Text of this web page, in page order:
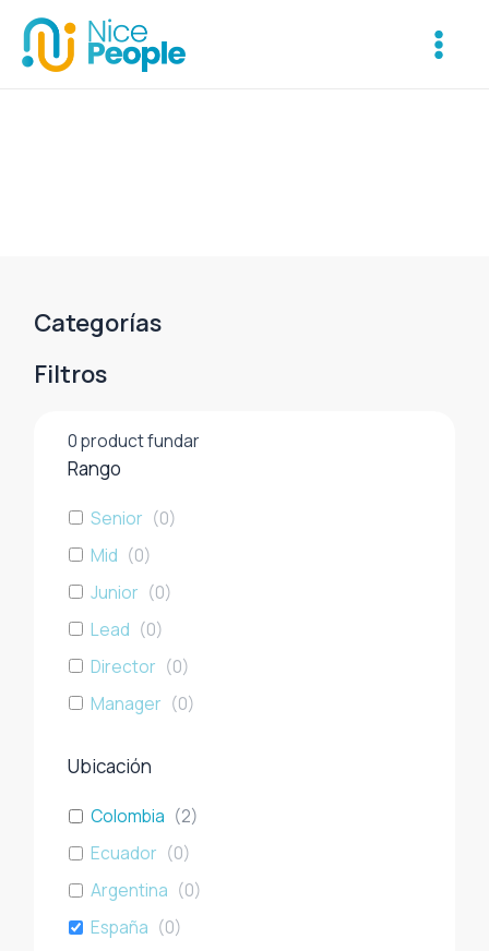
contenido
Menu
Categorías
Filtros
0product fundar
Rango
Senior (0)
Mid (0)
Junior (0)
Lead (0)
Director (0)
Manager (0)
Ubicación
Colombia (2)
Ecuador (0)
Argentina (0)
España (0)